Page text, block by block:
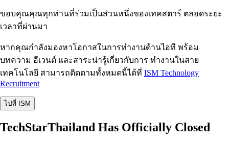
ขอบคุณคุณทุกท่านที่ร่วมเป็นส่วนหนึ่งของเทคสตาร์ ตลอดระยะ
เวลาที่ผ่านมา
หากคุณกำลังมองหาโอกาสในการทำงานด้านไอที พร้อม
บทความ อีเวนต์ และสาระน่ารู้เกี่ยวกับการ ทำงานในสาย
เทคโนโลยี สามารถติดตามทั้งหมดนี้ได้ที่ ISM Technology
Recruitment
ไปที่ ISM
TechStarThailand Has Officially Closed